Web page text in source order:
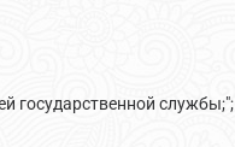
государственной службы;";